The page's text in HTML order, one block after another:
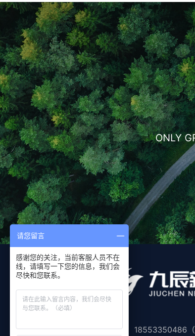
ONLY
手机： 18553350486（
请您留言
感谢您的关注，当前客服人员不在
线，请填写一下您的信息，我们会
尽快和您联系。